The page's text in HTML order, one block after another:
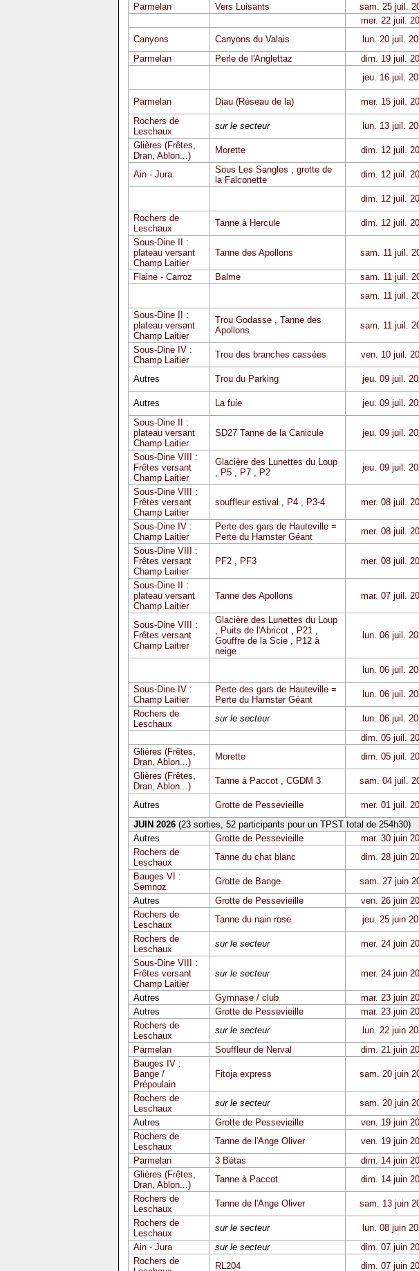
Parmelan
Vers Luisants sam. 25 juil.
mer. 22 juil.
Canyons
Canyons du Valais lun. 20 juil.
Parmelan
Perle de l'Anglettaz dim. 19 juil.
jeu. 16 juil.
Parmelan Diau (Réseau de la) mer. 15 juil.
Rochers de
Leschaux
sur le secteur lun. 13 juil.
Glières (Frêtes,
Dran, Ablon...)
Morette dim. 12 juil.
Ain - Jura Sous Les Sangles , grotte de
la Falconette
dim. 12 juil.
dim. 12 juil.
Rochers de
Leschaux
Tanne à Hercule dim. 12 juil.
Sous-Dine II :
plateau versant
Champ Laitier
Tanne des Apollons sam. 11 juil.
Flaine - Carroz Balme sam. 11 juil.
sam. 11 juil.
Sous-Dine II :
plateau versant
Champ Laitier
Trou Godasse, Tanne des
Apollons
sam. 11 juil.
Sous-Dine IV :
Champ Laitier
Trou des branches cassées ven. 10 juil.
Autres Trou du Parking jeu. 09 juil.
Autres
La fuie jeu. 09 juil.
Sous-Dine II :
plateau versant
Champ Laitier
SD27 Tanne de la Canicule jeu. 09 juil.
Sous-Dine VIII :
Frêtes versant
Champ Laitier
Glacière des Lunettes du Loup
, P5, P7, P2 jeu. 09 juil.
Sous-Dine VIII :
Frêtes versant
Champ Laitier
souffleur estival , P4, P3-4 mer. 08 juil.
Sous-Dine IV :
Champ Laitier
Perte des gars de Hauteville =
Perte du Hamster Géant
mer. 08 juil.
Sous-Dine VIII :
Frêtes versant
Champ Laitier
PF2, PF3 mer. 08 juil.
Sous-Dine II :
plateau versant
Champ Laitier
Tanne des Apollons mar. 07 juil.
Sous-Dine VIII :
Frêtes versant
Champ Laitier
Glacière des Lunettes du Loup
, Puits de l'Abricot, P21,
Gouffre de la Scie, P12 à
neige
lun. 06 juil.
lun. 06 juil.
Sous-Dine IV :
Champ Laitier
Perte des gars de Hauteville =
Perte du Hamster Géant
lun. 06 juil.
Rochers de
Leschaux
sur le secteur lun. 06 juil.
dim. 05 juil.
Glières (Frêtes,
Dran, Ablon...)
Morette dim. 05 juil.
Glières (Frêtes,
Dran, Ablon...)
Tanne à Paccot, CGDM 3 sam. 04 juil.
Autres Grotte de Pessevieille mer. 01 juil.
JUIN 2026(23 sorties, 52 participants pour un TPST total de 254h30)
Autres
Grotte de Pessevieille mar. 30 juin
Rochers de
Leschaux
Tanne du chat blanc dim. 28 juin
Bauges VI :
Semnoz
Grotte de Bange sam. 27 juin
Autres
Grotte de Pessevieille ven. 26 juin
Rochers de
Leschaux
Tanne du nain rose jeu. 25 juin
Rochers de
Leschaux
sur le secteur mer. 24 juin
Sous-Dine VIII :
Frêtes versant
Champ Laitier
sur le secteur mer. 24 juin
Autres Gymnase / club mar. 23 juin
Autres
Grotte de Pessevieille mar. 23 juin
Rochers de
Leschaux
sur le secteur lun. 22 juin
Parmelan
Souffleur de Nerval dim. 21 juin
Bauges IV :
Bange /
Prépoulain
Fitoja express sam. 20 juin
Rochers de
Leschaux
sur le secteur sam. 20 juin
Autres
Grotte de Pessevieille ven. 19 juin
Rochers de
Leschaux
Tanne de l'Ange Oliver ven. 19 juin
Parmelan
3 Bétas dim. 14 juin
Glières (Frêtes,
Dran, Ablon...)
Tanne à Paccot dim. 14 juin
Rochers de
Leschaux
Tanne de l'Ange Oliver sam. 13 juin
Rochers de
Leschaux
sur le secteur lun. 08 juin
Ain - Jura
sur le secteur dim. 07 juin
Rochers de
RL204 dim. 07 juin